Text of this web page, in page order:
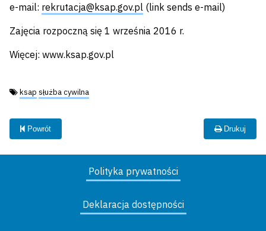
e-mail: rekrutacja@ksap.gov.pl (link sends e-mail)
Zajęcia rozpoczną się 1 września 2016 r.
Więcej: www.ksap.gov.pl
Tagi:
ksap służba cywilna
Powrót Drukuj
Polityka prywatności
Deklaracja dostępności